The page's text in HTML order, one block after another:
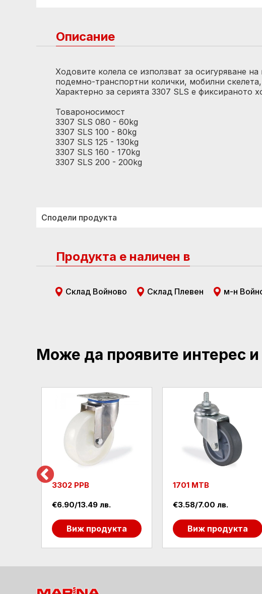
Описание
Ходовите колела се използват за осигуряване
подемно-транспортни колички, мобилни
Характерно за серията 3307 SLS e фиксираното
Товароносимост
3307 SLS 080 - 60kg
3307 SLS 100 - 80kg
3307 SLS 125 - 130kg
3307 SLS 160 - 170kg
3307 SLS 200 - 200kg
Сподели продукта
Продукта е наличен в
Склад Войново Склад Плевен м-н
Може да проявите интерес
3302 PPB
€6.90/13.49 лв.
Виж продукта
1701 MTB
€3.58/7.00 лв.
Виж продукта